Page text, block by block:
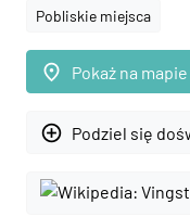
Pobliskie miejsca
place Pokaż na mapie
add_circle_outline Podziel się